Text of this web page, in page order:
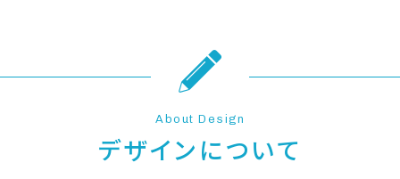
About Design
デザインについて